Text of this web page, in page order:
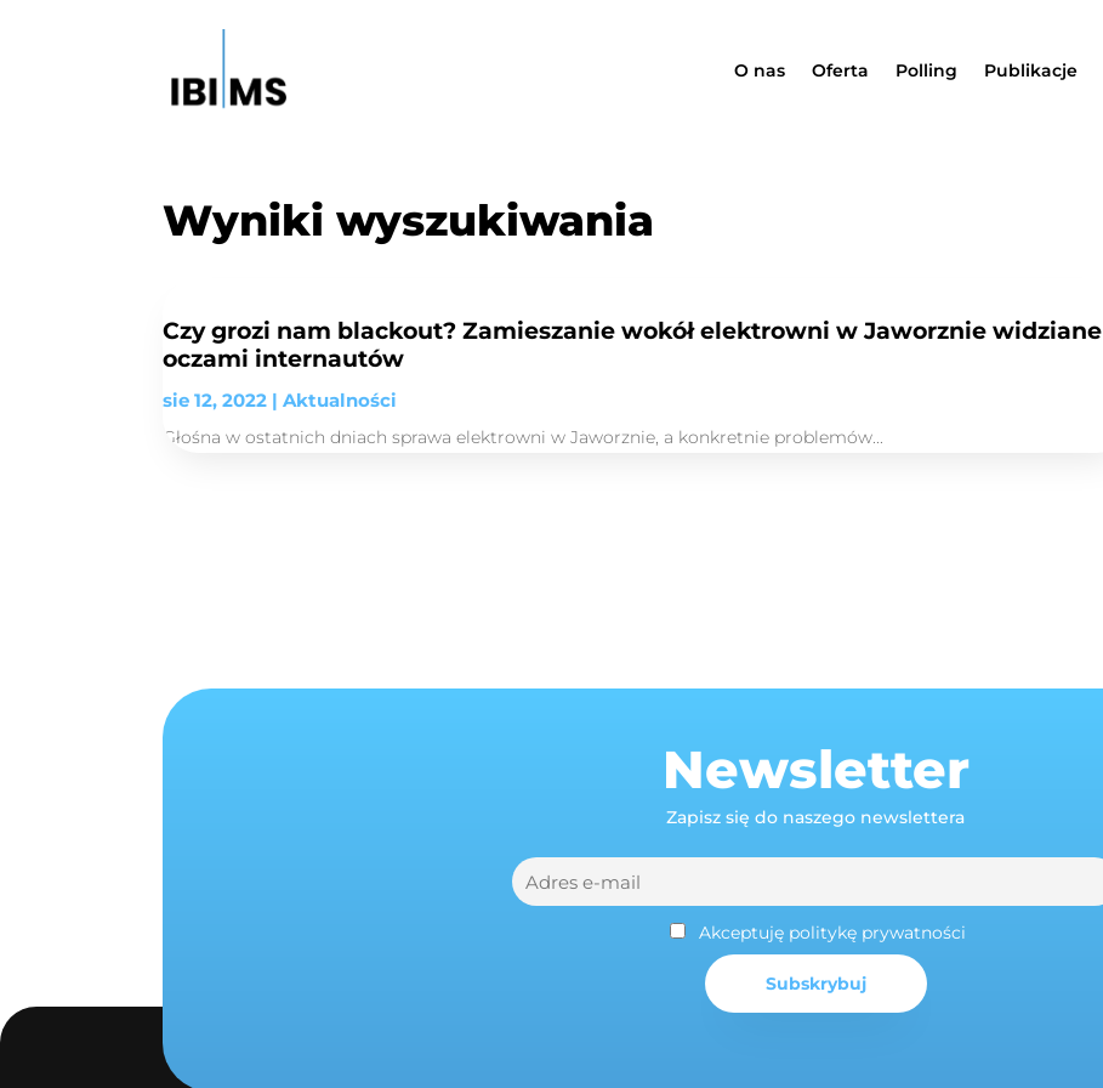
O nas Oferta Polling Publikacje
Wyniki wyszukiwania
Czy grozi nam blackout? Zamieszanie wokół elektrowni w Jaworznie widziane
oczami internautów
sie 12, 2022 |Aktualności
Głośna w ostatnich dniach sprawa elektrowni w Jaworznie, a konkretnie problemów...
Newsletter
Zapisz się do naszego newslettera
Akceptuję politykę prywatności